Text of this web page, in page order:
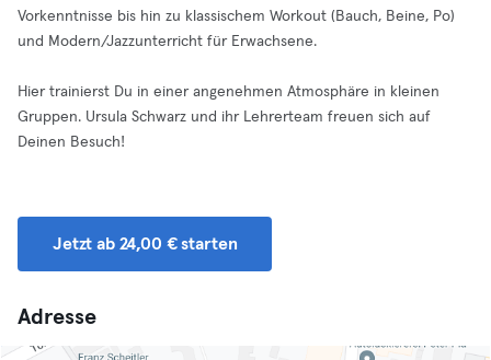
Vorkenntnisse bis hin zu klassischem Workout (Bauch, Beine, Po)
und Modern/Jazzunterricht für Erwachsene.
Hier trainierst Du in einer angenehmen Atmosphäre in kleinen
Gruppen. Ursula Schwarz und ihr Lehrerteam freuen sich auf
Deinen Besuch!
Jetzt ab 24,00 € starten
Adresse